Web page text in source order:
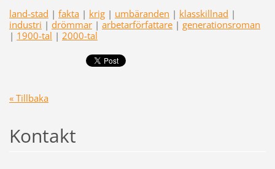
land-stad | fakta | krig | umbäranden | klasskillnad |
industri | drömmar | arbetarförfattare | generationsroman
| 1900-tal | 2000-tal
« Tillbaka
Kontakt